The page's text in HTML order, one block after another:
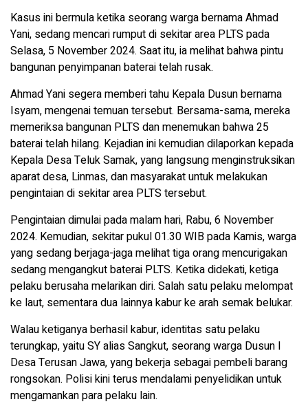
Kasus ini bermula ketika seorang warga bernama Ahmad
Yani, sedang mencari rumput di sekitar area PLTS pada
Selasa, 5 November 2024. Saat itu, ia melihat bahwa pintu
bangunan penyimpanan baterai telah rusak.
Ahmad Yani segera memberi tahu Kepala Dusun bernama
Isyam, mengenai temuan tersebut. Bersama-sama, mereka
memeriksa bangunan PLTS dan menemukan bahwa 25
baterai telah hilang. Kejadian ini kemudian dilaporkan kepada
Kepala Desa Teluk Samak, yang langsung menginstruksikan
aparat desa, Linmas, dan masyarakat untuk melakukan
pengintaian di sekitar area PLTS tersebut.
Pengintaian dimulai pada malam hari, Rabu, 6 November
2024. Kemudian, sekitar pukul 01.30 WIB pada Kamis, warga
yang sedang berjaga-jaga melihat tiga orang mencurigakan
sedang mengangkut baterai PLTS. Ketika didekati, ketiga
pelaku berusaha melarikan diri. Salah satu pelaku melompat
ke laut, sementara dua lainnya kabur ke arah semak belukar.
Walau ketiganya berhasil kabur, identitas satu pelaku
terungkap, yaitu SY alias Sangkut, seorang warga Dusun I
Desa Terusan Jawa, yang bekerja sebagai pembeli barang
rongsokan. Polisi kini terus mendalami penyelidikan untuk
mengamankan para pelaku lain.